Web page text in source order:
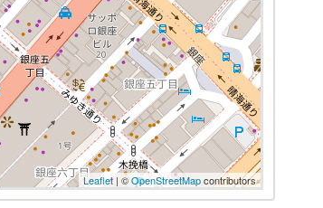
Leaflet| ©OpenStreetMapcontributors